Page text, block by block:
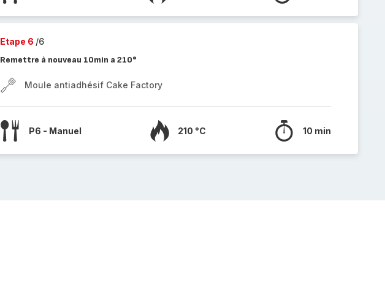
Etape 6 /6
Remettre à nouveau 10min a 210°
Moule antiadhésif Cake Factory
P6 - Manuel 210 °C 10 min